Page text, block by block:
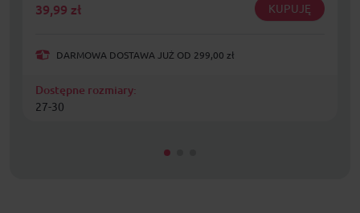
39,99 zł KUPUJĘ
DARMOWA DOSTAWA JUŻ OD 299,00 zł
Dostępne rozmiary:
27-30